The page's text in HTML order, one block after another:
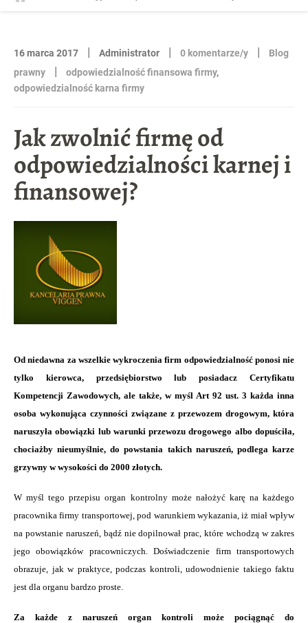
16 marca 2017 | Administrator | 0 komentarze/y |
Blog
prawny
| odpowiedzialność finansowa firmy,
odpowiedzialność karna firmy
Jak zwolnić firmę od
odpowiedzialności karnej i
finansowej?
Od niedawna za wszelkie wykroczenia firm odpowiedzialność ponosi nie
tylko kierowca, przedsiębiorstwo lub posiadacz Certyfikatu
Kompetencji Zawodowych, ale także, w myśl Art 92 ust. 3 każda inna
osoba wykonująca czynności związane z przewozem drogowym, która
naruszyła obowiązki lub warunki przewozu drogowego albo dopuściła,
chociażby nieumyślnie, do powstania takich naruszeń, podlega karze
grzywny w wysokości do 2000 złotych.
W myśl tego przepisu organ kontrolny może nałożyć karę na każdego
pracownika firmy transportowej, pod warunkiem wykazania, iż miał wpływ
na powstanie naruszeń, bądź nie dopilnował prac, które wchodzą w zakres
jego obowiązków pracowniczych. Doświadczenie firm transportowych
obrazuje, jak w praktyce, podczas kontroli, udowodnienie takiego faktu
jest dla organu bardzo proste.
Za każde z naruszeń organ kontroli może pociągnąć do